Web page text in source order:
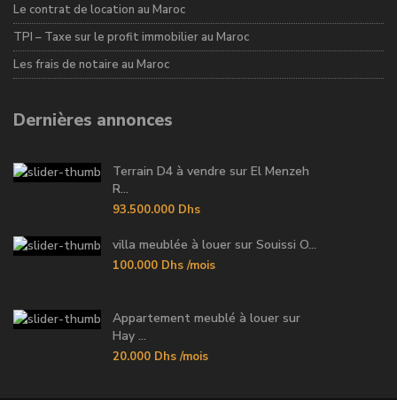
Le contrat de location au Maroc
TPI – Taxe sur le profit immobilier au Maroc
Les frais de notaire au Maroc
Dernières annonces
Terrain D4 à vendre sur El Menzeh
R...
93.500.000 Dhs
villa meublée à louer sur Souissi O...
100.000 Dhs /mois
Appartement meublé à louer sur
Hay ...
20.000 Dhs /mois